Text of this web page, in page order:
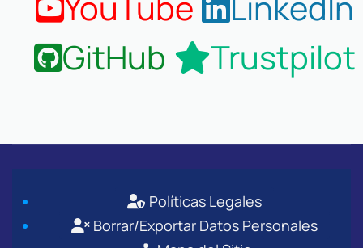
GitHub
Trustpilot
Políticas Legales
Borrar/Exportar Datos Personales